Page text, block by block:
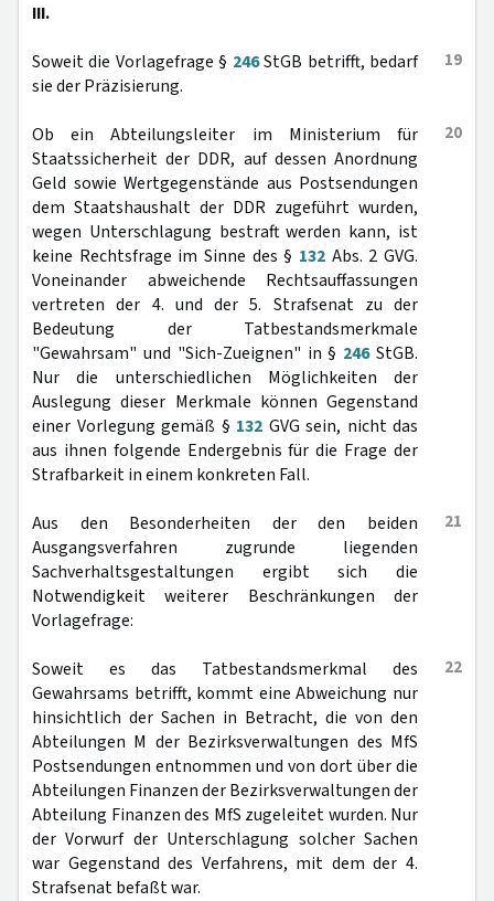
III.
19
Soweit die Vorlagefrage § 246StGB betrifft, bedarf
sie der Präzisierung.
20
Ob ein Abteilungsleiter im Ministerium für
Staatssicherheit der DDR, auf dessen Anordnung
Geld sowie Wertgegenstände aus Postsendungen
dem Staatshaushalt der DDR zugeführt wurden,
wegen Unterschlagung bestraft werden kann, ist
keine Rechtsfrage im Sinne des § 132 Abs. 2 GVG.
Voneinander abweichende Rechtsauffassungen
vertreten der 4. und der 5. Strafsenat zu der
Bedeutung der Tatbestandsmerkmale
"Gewahrsam" und "Sich-Zueignen" in § 246StGB.
Nur die unterschiedlichen Möglichkeiten der
Auslegung dieser Merkmale können Gegenstand
einer Vorlegung gemäß § 132 GVG sein, nicht das
aus ihnen folgende Endergebnis für die Frage der
Strafbarkeit in einem konkreten Fall.
21
Aus den Besonderheiten der den beiden
Ausgangsverfahren zugrunde liegenden
Sachverhaltsgestaltungen ergibt sich die
Notwendigkeit weiterer Beschränkungen der
Vorlagefrage:
22
Soweit es das Tatbestandsmerkmal des
Gewahrsams betrifft, kommt eine Abweichung nur
hinsichtlich der Sachen in Betracht, die von den
Abteilungen M der Bezirksverwaltungen des MfS
Postsendungen entnommen und von dort über die
Abteilungen Finanzen der Bezirksverwaltungen der
Abteilung Finanzen des MfS zugeleitet wurden. Nur
der Vorwurf der Unterschlagung solcher Sachen
war Gegenstand des Verfahrens, mit dem der 4.
Strafsenat befaßt war.